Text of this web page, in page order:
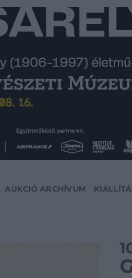
AUKCIÓ ARCHÍVUM